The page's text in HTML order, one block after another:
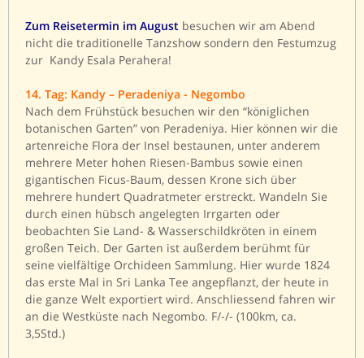
Zum Reisetermin im August besuchen wir am Abend
nicht die traditionelle Tanzshow sondern den Festumzug
zur Kandy Esala Perahera!
14. Tag: Kandy – Peradeniya - Negombo
Nach dem Frühstück besuchen wir den “königlichen
botanischen Garten” von Peradeniya. Hier können wir die
artenreiche Flora der Insel bestaunen, unter anderem
mehrere Meter hohen Riesen-Bambus sowie einen
gigantischen Ficus-Baum, dessen Krone sich über
mehrere hundert Quadratmeter erstreckt. Wandeln Sie
durch einen hübsch angelegten Irrgarten oder
beobachten Sie Land- & Wasserschildkröten in einem
großen Teich. Der Garten ist außerdem berühmt für
seine vielfältige Orchideen Sammlung. Hier wurde 1824
das erste Mal in Sri Lanka Tee angepflanzt, der heute in
die ganze Welt exportiert wird. Anschliessend fahren wir
an die Westküste nach Negombo. F/-/- (100km, ca.
3,5Std.)